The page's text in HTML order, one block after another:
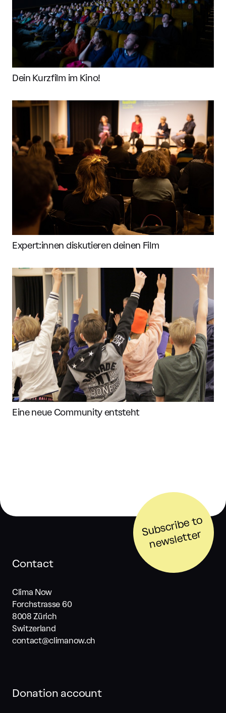
Dein Kurzfilm im Kino!
Expert:innen diskutieren deinen Film
Eine neue Community entsteht
S
u
b
s
cri
b
e t
o
n
e
w
sl
ett
er
Contact
Clima Now
Forchstrasse 60
8008 Zürich
Switzerland
contact@climanow.ch
Donation account